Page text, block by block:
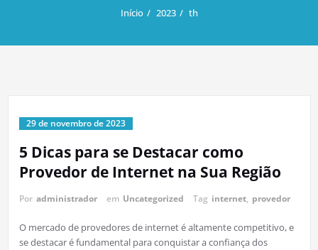
Início 2023 th
29 de novembro de 2023
5 Dicas para se Destacar como
Provedor de Internet na Sua Região
Por administrador em Uncategorized Tag internet, provedor
O mercado de provedores de internet é altamente competitivo, e
se destacar é fundamental para conquistar a confiança dos